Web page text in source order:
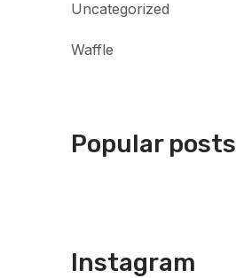
Uncategorized
Waffle
Popular posts
Instagram